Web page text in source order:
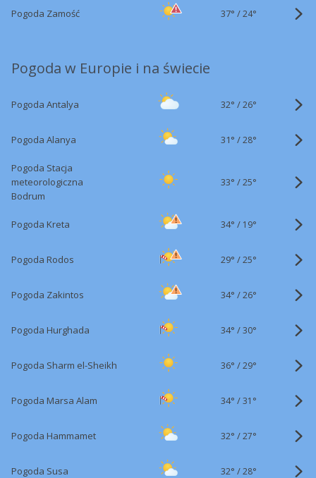
Pogoda Zamość 37° /24°
Pogoda w Europie i na świecie
Pogoda Antalya 32° /26°
Pogoda Alanya 31° /28°
Pogoda Stacja
meteorologiczna
Bodrum
33° /25°
Pogoda Kreta 34° / 19°
Pogoda Rodos 29° /25°
Pogoda Zakintos 34° /26°
Pogoda Hurghada 34° /30°
Pogoda Sharm el-Sheikh 36° /29°
Pogoda Marsa Alam 34° /31°
Pogoda Hammamet 32° /27°
Pogoda Susa 32° /28°